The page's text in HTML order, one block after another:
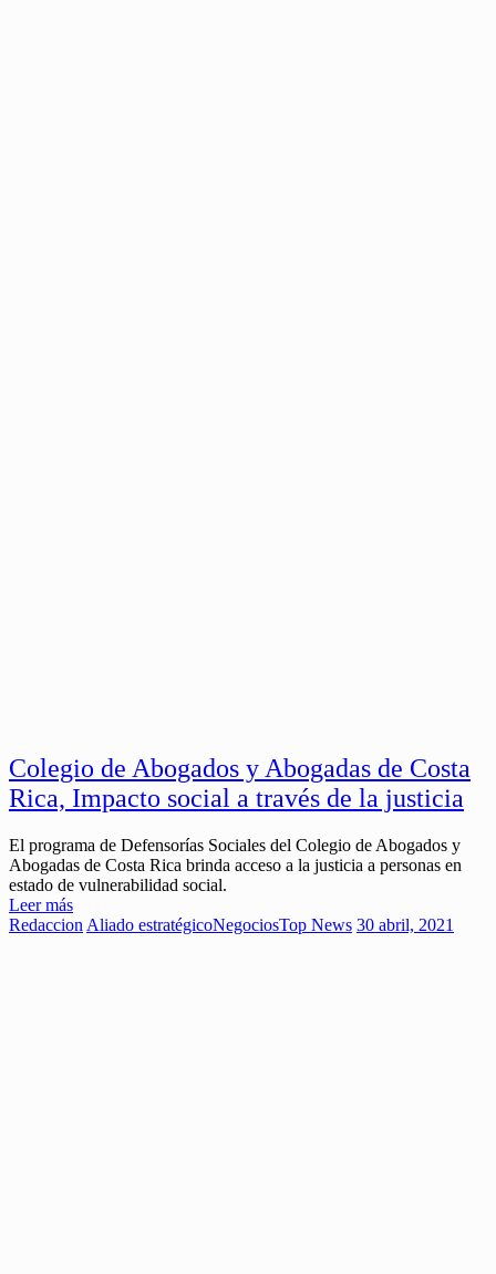
Colegio de Abogados y Abogadas de Costa
Rica, Impacto social a través de la justicia
El programa de Defensorías Sociales del Colegio de Abogados y
Abogadas de Costa Rica brinda acceso a la justicia a personas en
estado de vulnerabilidad social.
Leer más
Redaccion Aliado estratégicoNegociosTop News 30 abril, 2021